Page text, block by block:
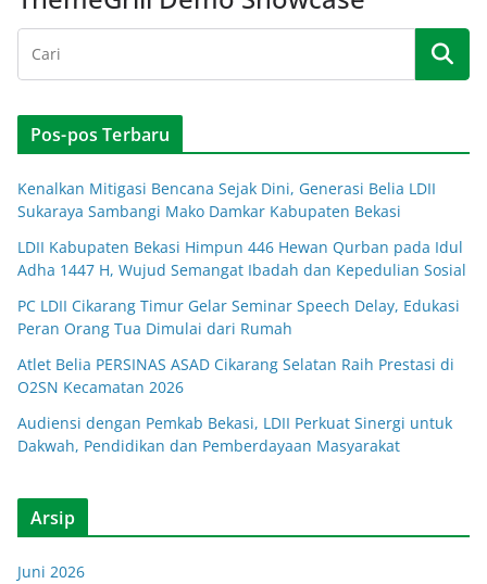
Pos-pos Terbaru
Kenalkan Mitigasi Bencana Sejak Dini, Generasi Belia LDII
Sukaraya Sambangi Mako Damkar Kabupaten Bekasi
LDII Kabupaten Bekasi Himpun 446 Hewan Qurban pada Idul
Adha 1447 H, Wujud Semangat Ibadah dan Kepedulian Sosial
PC LDII Cikarang Timur Gelar Seminar Speech Delay, Edukasi
Peran Orang Tua Dimulai dari Rumah
Atlet Belia PERSINAS ASAD Cikarang Selatan Raih Prestasi di
O2SN Kecamatan 2026
Audiensi dengan Pemkab Bekasi, LDII Perkuat Sinergi untuk
Dakwah, Pendidikan dan Pemberdayaan Masyarakat
Arsip
Juni 2026